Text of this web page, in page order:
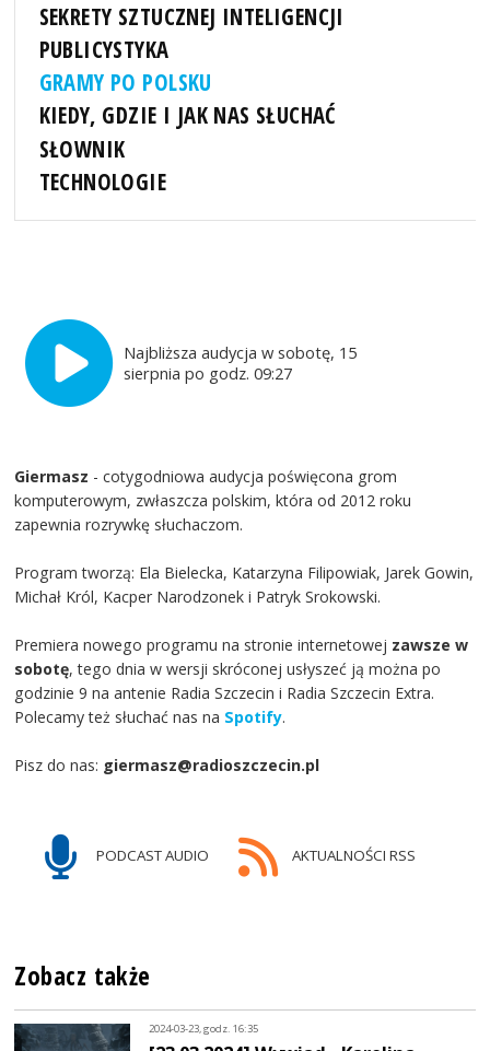
SEKRETY SZTUCZNEJ INTELIGENCJI
PUBLICYSTYKA
GRAMY PO POLSKU
KIEDY, GDZIE I JAK NAS SŁUCHAĆ
SŁOWNIK
TECHNOLOGIE
Najbliższa audycja w sobotę, 15
sierpnia po godz. 09:27
Giermasz - cotygodniowa audycja poświęcona grom
komputerowym, zwłaszcza polskim, która od 2012 roku
zapewnia rozrywkę słuchaczom.
Program tworzą: Ela Bielecka, Katarzyna Filipowiak, Jarek Gowin,
Michał Król, Kacper Narodzonek i Patryk Srokowski.
Premiera nowego programu na stronie internetowej zawsze w
sobotę, tego dnia w wersji skróconej usłyszeć ją można po
godzinie 9 na antenie Radia Szczecin i Radia Szczecin Extra.
Polecamy też słuchać nas na Spotify.
Pisz do nas: giermasz@radioszczecin.pl
PODCAST AUDIO AKTUALNOŚCI RSS
Zobacz także
2024-03-23, godz. 16:35